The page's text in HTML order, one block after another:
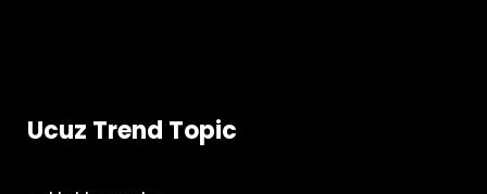
Ucuz Trend Topic